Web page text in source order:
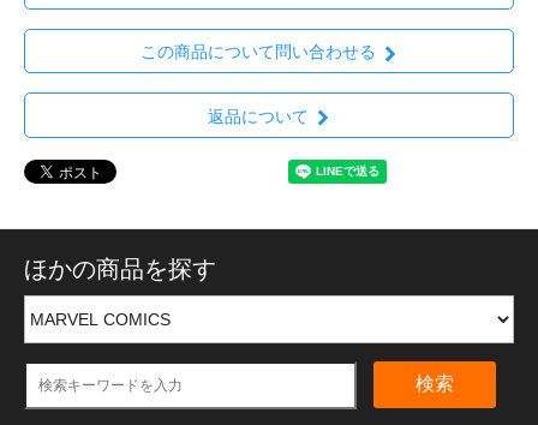
この商品について問い合わせる
返品について
ほかの商品を探す
検索